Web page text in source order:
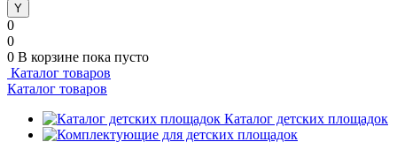
0
0
0 В корзине пока пусто
Каталог товаров
Каталог товаров
Каталог детских площадок